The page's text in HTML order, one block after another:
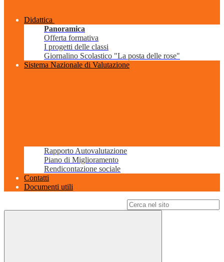
Didattica
Panoramica
Offerta formativa
I progetti delle classi
Giornalino Scolastico "La posta delle rose"
Sistema Nazionale di Valutazione
Rapporto Autovalutazione
Piano di Miglioramento
Rendicontazione sociale
Contatti
Documenti utili